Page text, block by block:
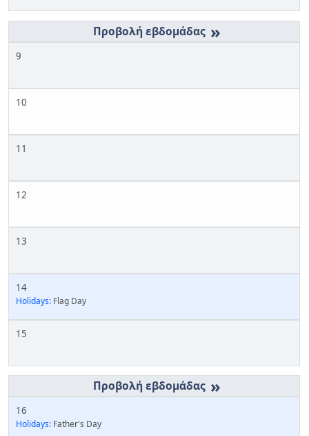
»
9
10
11
12
13
14
Holidays: Flag Day
15
»
16
Holidays: Father's Day